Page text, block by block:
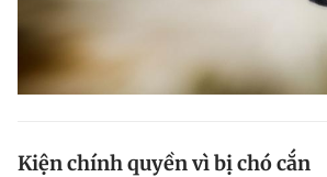
Kiện chính quyền vì bị chó cắn